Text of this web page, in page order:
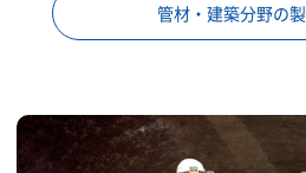
管材・建築分野の